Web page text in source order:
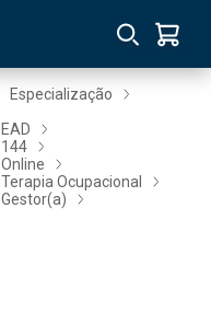
Especialização
EAD
144
Online
Terapia Ocupacional
Gestor(a)